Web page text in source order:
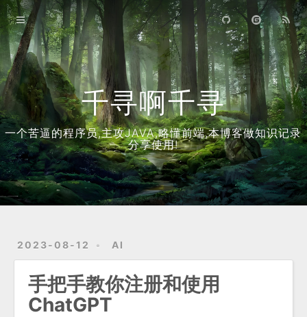
千寻啊千寻
一个苦逼的程序员,主攻JAVA,略懂前端,本博客做知识记录
分享使用!
2023-08-12 AI
手把手教你注册和使用
ChatGPT
首页
归档
关于